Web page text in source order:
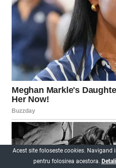
Acest site foloseste cookies. Navigand
pentru folosirea acestora.